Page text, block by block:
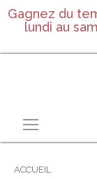
Gagnez du
lundi au
ACCUEIL